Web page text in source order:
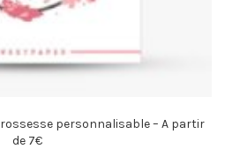
personnalisable – A partir
de 7€